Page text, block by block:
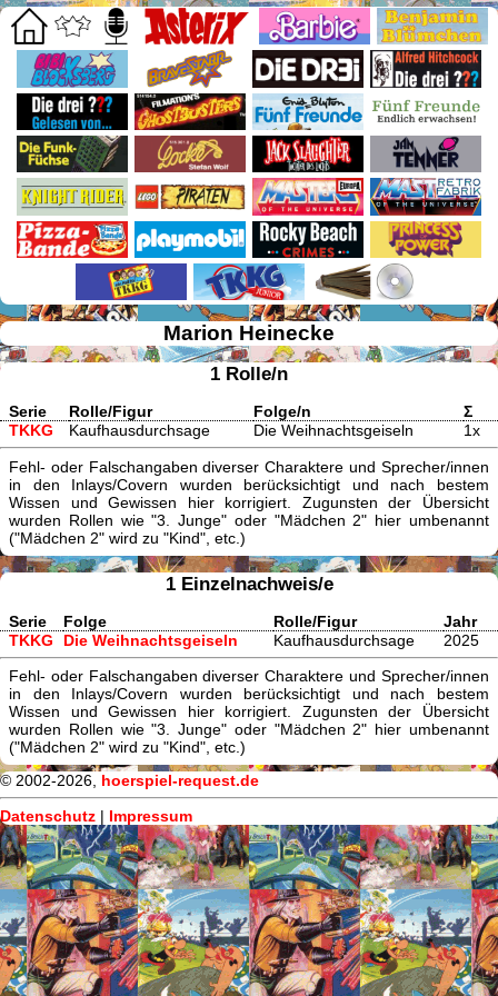
Marion Heinecke
1 Rolle/n
Serie Rolle/Figur Folge/n
Σ
TKKG
Kaufhausdurchsage Die Weihnachtsgeiseln 1x
Fehl- oder Falschangaben diverser Charaktere und Sprecher/innen
in den Inlays/Covern wurden berücksichtigt und nach bestem
Wissen und Gewissen hier korrigiert. Zugunsten der Übersicht
wurden Rollen wie "3. Junge" oder "Mädchen 2" hier umbenannt
("Mädchen 2" wird zu "Kind", etc.)
1 Einzelnachweis/e
Serie Folge Rolle/Figur
Jahr
TKKG
Die Weihnachtsgeiseln Kaufhausdurchsage 2025
Fehl- oder Falschangaben diverser Charaktere und Sprecher/innen
in den Inlays/Covern wurden berücksichtigt und nach bestem
Wissen und Gewissen hier korrigiert. Zugunsten der Übersicht
wurden Rollen wie "3. Junge" oder "Mädchen 2" hier umbenannt
("Mädchen 2" wird zu "Kind", etc.)
© 2002-2026, hoerspiel-request.de
Datenschutz | Impressum